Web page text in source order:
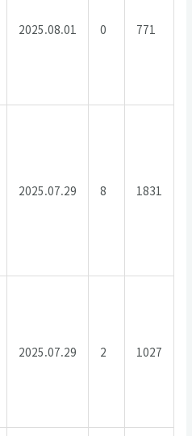
2025.08.01 0 771
2025.07.29 8 1831
2025.07.29 2 1027